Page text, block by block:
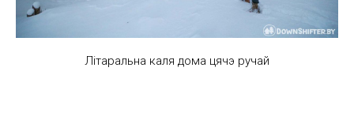
Літаральна каля дома цячэ ручай